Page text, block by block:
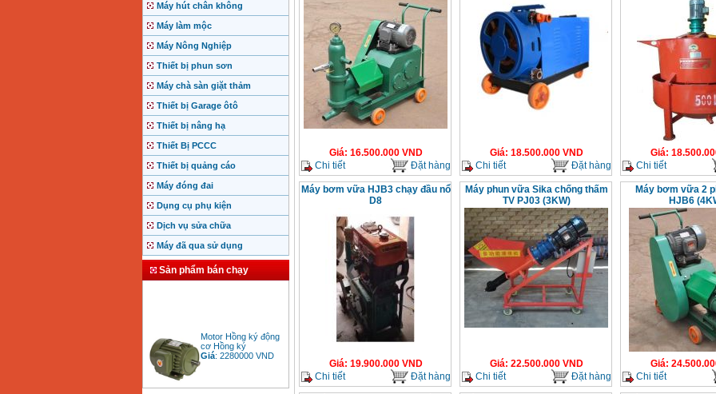
Máy hút chân không
Máy làm mộc
Máy Nông Nghiệp
Thiết bị phun sơn
Máy chà sàn giặt thảm
Thiết bị Garage ôtô
Thiết bị nâng hạ
Thiết Bị PCCC
Thiết bị quảng cáo
Máy đóng đai
Dụng cụ phụ kiện
Dịch vụ sửa chữa
Máy đã qua sử dụng
Sản phẩm bán chạy
cơ Hồng ký
Giá :2280000
Giá: 16.500.000VND
Chi tiết
Đặt hàng
Giá: 18.500.000VND
Chi tiết
Đặt hàng
Giá:
Chi tiết
Máy bơm vữa HJB3 chạy đầu nổ
D8
Giá: 19.900.000VND
Chi tiết
Đặt hàng
Máy phun vữa Sika chống thấm
TV PJ03 (3KW)
Giá: 22.500.000VND
Chi tiết
Đặt hàng
Máy bơm vữa 2
HJB6
Giá:
Chi tiết